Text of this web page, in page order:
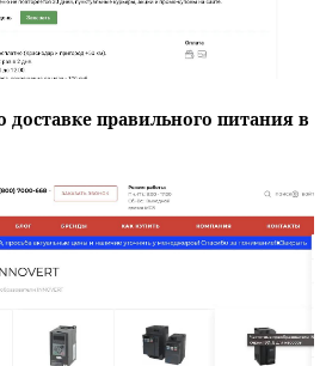
доставке правильного питания в